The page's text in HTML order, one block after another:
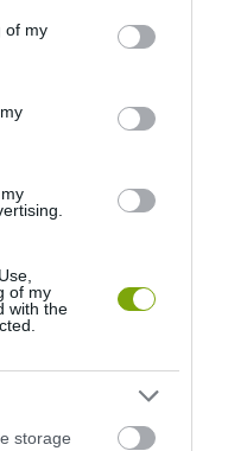
You may click to
its third-party tags to
in below Google
of my
of my
with the
storage